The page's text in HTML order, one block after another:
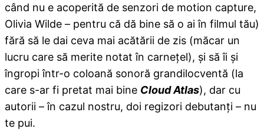
când nu e acoperită de senzori de motion capture,
Olivia Wilde – pentru că dă bine să o ai în filmul tău)
fără să le dai ceva mai acătării de zis (măcar un
lucru care să merite notat în carneţel), şi să îi şi
îngropi într-o coloană sonoră grandilocventă (la
care s-ar fi pretat mai bine Cloud Atlas), dar cu
autorii – în cazul nostru, doi regizori debutanţi – nu
te pui.